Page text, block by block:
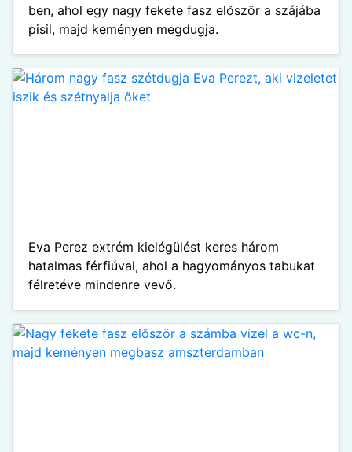
ben, ahol egy nagy fekete fasz először a szájába
pisil, majd keményen megdugja.
Eva Perez extrém kielégülést keres három
hatalmas férfiúval, ahol a hagyományos tabukat
félretéve mindenre vevő.